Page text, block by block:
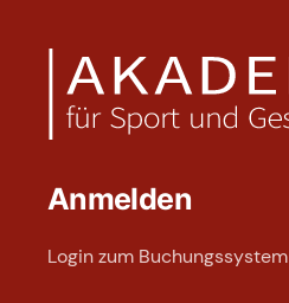
Anmelden
Login zum Buchungssystem